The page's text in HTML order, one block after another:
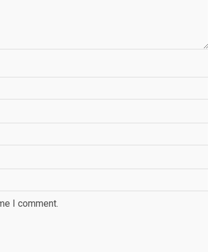
I comment.